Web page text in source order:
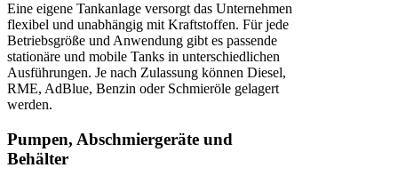
Eine eigene Tankanlage versorgt das Unternehmen
flexibel und unabhängig mit Kraftstoffen. Für jede
Betriebsgröße und Anwendung gibt es passende
stationäre und mobile Tanks in unterschiedlichen
Ausführungen. Je nach Zulassung können Diesel,
RME, AdBlue, Benzin oder Schmieröle gelagert
werden.
Pumpen, Abschmiergeräte und
Behälter